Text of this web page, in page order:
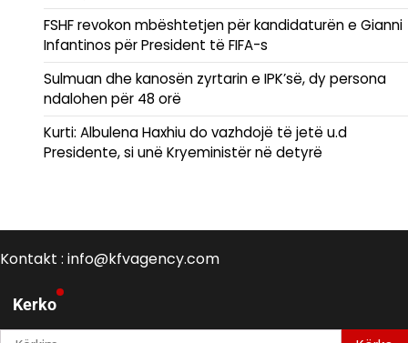
FSHF revokon mbështetjen për kandidaturën e Gianni
Infantinos për President të FIFA-s
Sulmuan dhe kanosën zyrtarin e IPK’së, dy persona
ndalohen për 48 orë
Kurti: Albulena Haxhiu do vazhdojë të jetë u.d
Presidente, si unë Kryeministër në detyrë
Kontakt : info@kfvagency.com
Kerko
Kërko